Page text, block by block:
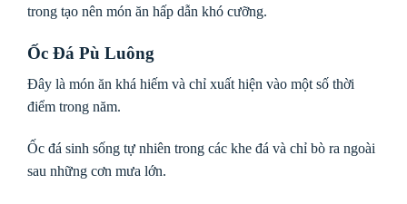
trong tạo nên món ăn hấp dẫn khó cưỡng.
Ốc Đá Pù Luông
Đây là món ăn khá hiếm và chỉ xuất hiện vào một số thời
điểm trong năm.
Ốc đá sinh sống tự nhiên trong các khe đá và chỉ bò ra ngoài
sau những cơn mưa lớn.